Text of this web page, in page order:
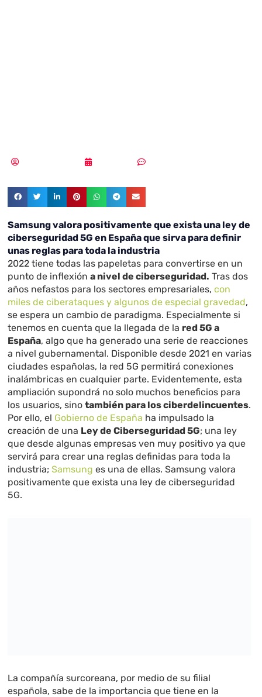
Samsung valora positivamente que exista una ley de
ciberseguridad 5G en España que sirva para definir
unas reglas para toda la industria
2022 tiene todas las papeletas para convertirse en un
punto de inflexióna nivel de ciberseguridad. Tras dos
años nefastos para los sectores empresariales,con
miles de ciberataques y algunos de especial gravedad,
se espera un cambio de paradigma. Especialmente si
tenemos en cuenta que la llegada de la red 5G a
España, algo que ha generado una serie de reacciones
a nivel gubernamental. Disponible desde 2021 en varias
ciudades españolas, la red 5G permitirá conexiones
inalámbricas en cualquier parte. Evidentemente, esta
ampliación supondrá no solo muchos beneficios para
los usuarios, sinotambién para los ciberdelincuentes.
Por ello, el Gobierno de España ha impulsado la
creación de una Ley de Ciberseguridad 5G; una ley
que desde algunas empresas ven muy positivo ya que
servirá para crear una reglas definidas para toda la
industria;Samsung es una de ellas. Samsung valora
positivamente que exista una ley de ciberseguridad
5G.
La compañía surcoreana, por medio de su filial
española, sabe de la importancia que tiene en la